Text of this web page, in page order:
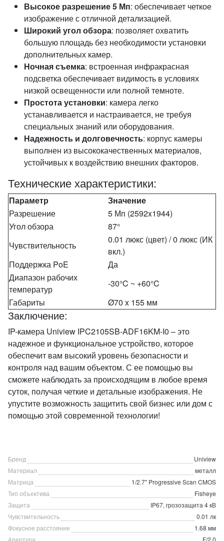
Высокое разрешение 5 Мп: обеспечивает четкое
изображение с отличной детализацией.
Широкий угол обзора: позволяет охватить
большую площадь без необходимости установки
дополнительных камер.
Ночная съемка: встроенная инфракрасная
подсветка обеспечивает видимость в условиях
низкой освещенности или полной темноте.
Простота установки: камера легко
устанавливается и настраивается, не требуя
специальных знаний или оборудования.
Надежность и долговечность: корпус камеры
выполнен из высококачественных материалов,
устойчивых к воздействию внешних факторов.
Технические характеристики:
Параметр
Значение
Разрешение
5 Мп (2592x1944)
Угол обзора
87°
Чувствительность
0.01 люкс (цвет) / 0 люкс (ИК
вкл.)
Поддержка PoE
Да
Диапазон рабочих
температур
-30°C ~ +60°C
Габариты
Ø70 x 155 мм
Заключение:
IP-камера Uniview IPC2105SB-ADF16KM-I0 – это
надежное и функциональное устройство, которое
обеспечит вам высокий уровень безопасности и
контроля над вашим объектом. С ее помощью вы
сможете наблюдать за происходящим в любое время
суток, получая четкие и детальные изображения. Не
упустите возможность защитить свой бизнес или дом с
помощью этой современной технологии!
Бренд
Uniview
Материал
металл
Матрица
1/2.7" Progressive Scan CMOS
Тип объектива
Fisheye
Защита
IP67, грозозащита 4 кВ
Чувствительность
0.01 лк
Фокусное расстояние
1.68 мм
Апертура
F/2.0